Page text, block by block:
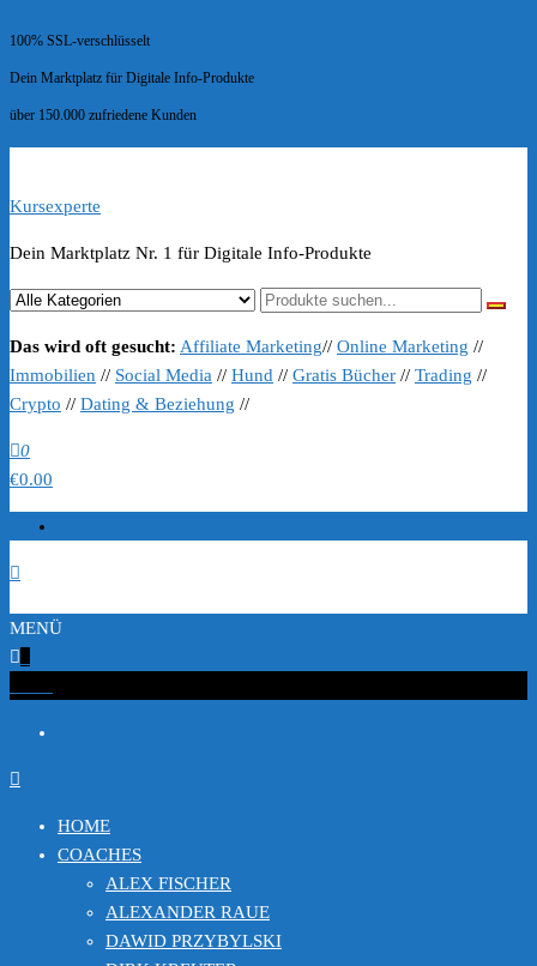
100% SSL-verschlüsselt
Dein Marktplatz für Digitale Info-Produkte
über 150.000 zufriedene Kunden
Kursexperte
Dein Marktplatz Nr. 1 für Digitale Info-Produkte
Das wird oft gesucht: Affiliate Marketing// Online Marketing //
Immobilien // Social Media // Hund // Gratis Bücher // Trading //
Crypto // Dating & Beziehung //
0
€0.00
MENÜ
HOME
COACHES
ALEX FISCHER
ALEXANDER RAUE
DAWID PRZYBYLSKI